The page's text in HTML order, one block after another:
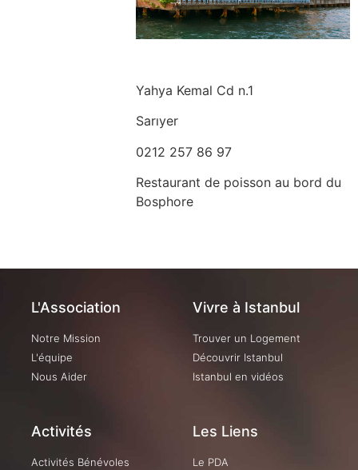
Yahya Kemal Cd n.1
Sarıyer
0212 257 86 97
Restaurant de poisson au bord du
Bosphore
L'Association
Notre Mission
L'équipe
Nous Aider
Vivre à Istanbul
Trouver un Logement
Découvrir Istanbul
Istanbul en vidéos
Activités
Activités Bénévoles
Les Liens
Le PDA